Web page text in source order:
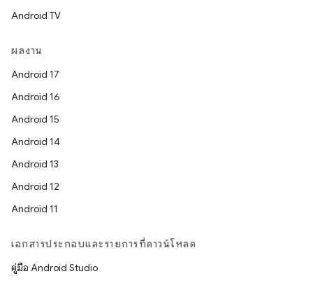
Android TV
ผลงาน
Android 17
Android 16
Android 15
Android 14
Android 13
Android 12
Android 11
เอกสารประกอบและรายการที่ดาวน์โหลด
คู่มือ Android Studio